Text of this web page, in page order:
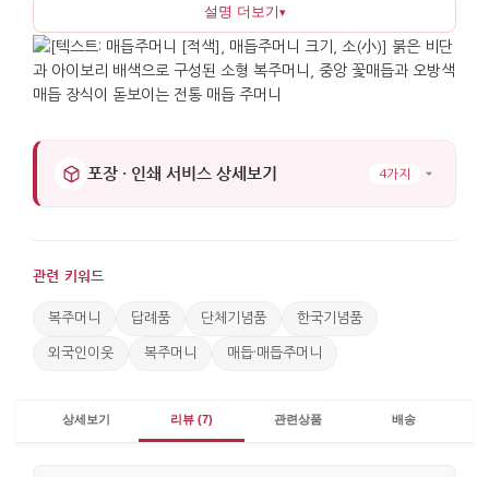
완성도 높은 공예 디테일이 드러납니다. 주머니 자체가
포장이 되기 때문에 별도의 포장지가 필요 없어 준비
과정이 간편합니다.
담기에 적합합니다. 단체 선물이나 관광 기념품,
특히 적색은 기쁨과 길상을 나타내는 색으로 축하와
환대의 분위기를 자연스럽게 전합니다. 사용 후에는
설명 더보기▾
포장 · 인쇄 서비스 상세보기 4가지
관련 키워드
복주머니 답례품 단체기념품 한국기념품
외국인이웃 복주머니 매듭·매듭주머니
상세보기 리뷰 (7) 관련상품 배송